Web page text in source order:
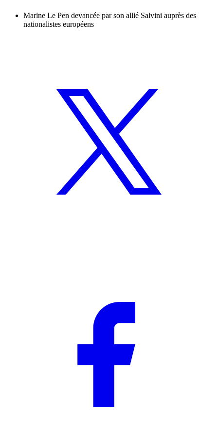
Marine Le Pen devancée par son allié Salvini auprès des
nationalistes européens